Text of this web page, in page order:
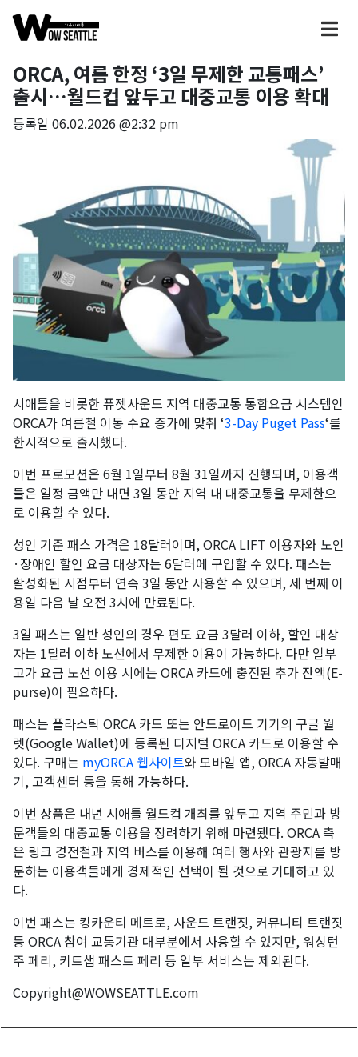
ORCA, 여름 한정 ‘3일 무제한 교통패스’
출시…월드컵 앞두고 대중교통 이용 확대
등록일 06.02.2026 @2:32 pm
시애틀을 비롯한 퓨젯사운드 지역 대중교통 통합요금 시스템인
ORCA가 여름철 이동 수요 증가에 맞춰 ‘3-Day Puget Pass‘를
한시적으로 출시했다.
이번 프로모션은 6월 1일부터 8월 31일까지 진행되며, 이용객
들은 일정 금액만 내면 3일 동안 지역 내 대중교통을 무제한으
로 이용할 수 있다.
성인 기준 패스 가격은 18달러이며, ORCA LIFT 이용자와 노인
·장애인 할인 요금 대상자는 6달러에 구입할 수 있다. 패스는
활성화된 시점부터 연속 3일 동안 사용할 수 있으며, 세 번째 이
용일 다음 날 오전 3시에 만료된다.
3일 패스는 일반 성인의 경우 편도 요금 3달러 이하, 할인 대상
자는 1달러 이하 노선에서 무제한 이용이 가능하다. 다만 일부
고가 요금 노선 이용 시에는 ORCA 카드에 충전된 추가 잔액(E-
purse)이 필요하다.
패스는 플라스틱 ORCA 카드 또는 안드로이드 기기의 구글 월
렛(Google Wallet)에 등록된 디지털 ORCA 카드로 이용할 수
있다. 구매는 myORCA 웹사이트와 모바일 앱, ORCA 자동발매
기, 고객센터 등을 통해 가능하다.
이번 상품은 내년 시애틀 월드컵 개최를 앞두고 지역 주민과 방
문객들의 대중교통 이용을 장려하기 위해 마련됐다. ORCA 측
은 링크 경전철과 지역 버스를 이용해 여러 행사와 관광지를 방
문하는 이용객들에게 경제적인 선택이 될 것으로 기대하고 있
다.
이번 패스는 킹카운티 메트로, 사운드 트랜짓, 커뮤니티 트랜짓
등 ORCA 참여 교통기관 대부분에서 사용할 수 있지만, 워싱턴
주 페리, 키트샙 패스트 페리 등 일부 서비스는 제외된다.
Copyright@WOWSEATTLE.com